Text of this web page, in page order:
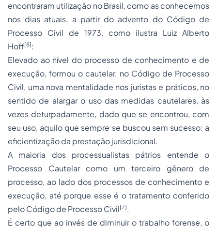
encontraram utilização no Brasil, como as conhecemos
nos dias atuais, a partir do advento do Código de
Processo Civil de 1973, como ilustra Luiz Alberto
Hoff[6]:
Elevado ao nível do processo de conhecimento e de
execução, formou o cautelar, no Código de Processo
Civil, uma nova mentalidade nos juristas e práticos, no
sentido de alargar o uso das medidas cautelares, às
vezes deturpadamente, dado que se encontrou, com
seu uso, aquilo que sempre se buscou sem sucesso: a
eficientização da prestação jurisdicional.
A maioria dos processualistas pátrios entende o
Processo Cautelar como um terceiro gênero de
processo, ao lado dos processos de conhecimento e
execução, até porque esse é o tratamento conferido
pelo Código de Processo Civil[7].
É certo que ao invés de diminuir o trabalho forense, o